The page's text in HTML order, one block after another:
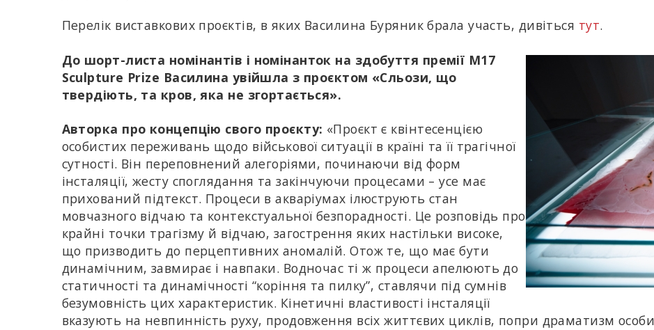
Перелік виставкових проєктів, в яких Василина Буряник брала участь, дивіться тут.
До шорт-листа номінантів і номінанток на здобуття премії M17
Sculpture Prize Василина увійшла з проєктом «Сльози, що
твердіють, та кров, яка не згортається».
Авторка про концепцію свого проєкту: «Проєкт є квінтесенцією
особистих переживань щодо військової ситуації в країні та її трагічної
сутності. Він переповнений алегоріями, починаючи від форм
інсталяції, жесту споглядання та закінчуючи процесами – усе має
прихований підтекст. Процеси в акваріумах ілюструють стан
мовчазного відчаю та контекстуальної безпорадності. Це розповідь про
крайні точки трагізму й відчаю, загострення яких настільки високе,
що призводить до перцептивних аномалій. Отож те, що має бути
динамічним, завмирає і навпаки. Водночас ті ж процеси апелюють до
статичності та динамічності “коріння та пилку”, ставлячи під сумнів
безумовність цих характеристик. Кінетичні властивості інсталяції
вказують на невпинність руху, продовження всіх життєвих циклів, попри драматизм